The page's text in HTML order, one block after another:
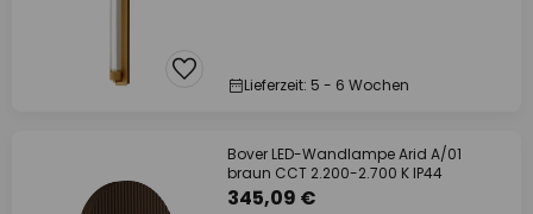
Lieferzeit: 5 - 6 Wochen
Bover LED-Wandlampe Arid A/01
braun CCT 2.200-2.700 K IP44
345,09 €